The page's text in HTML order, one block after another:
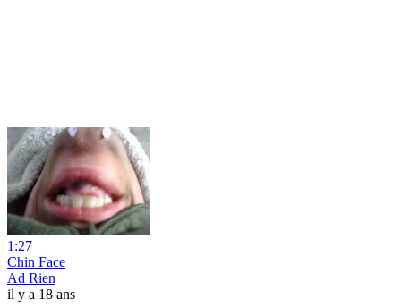
1:27
Chin Face
Ad Rien
il y a 18 ans